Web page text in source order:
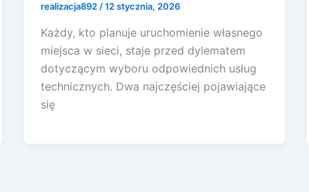
realizacja892/12 stycznia, 2026
Każdy, kto planuje uruchomienie własnego
miejsca w sieci, staje przed dylematem
dotyczącym wyboru odpowiednich usług
technicznych. Dwa najczęściej pojawiające
się